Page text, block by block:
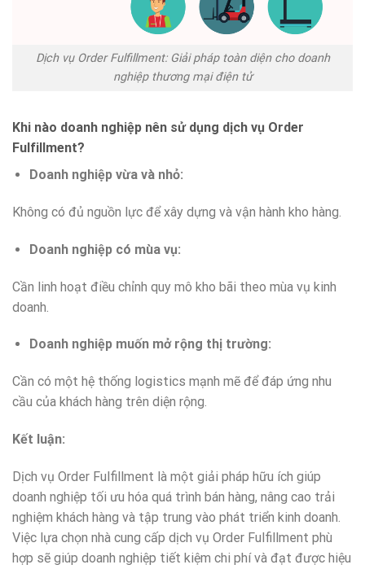
Dịch vụ Order Fulfillment: Giải pháp toàn diện cho doanh
nghiệp thương mại điện tử
Khi nào doanh nghiệp nên sử dụng dịch vụ Order
Fulfillment?
Doanh nghiệp vừa và nhỏ:
Không có đủ nguồn lực để xây dựng và vận hành kho hàng.
Doanh nghiệp có mùa vụ:
Cần linh hoạt điều chỉnh quy mô kho bãi theo mùa vụ kinh
doanh.
Doanh nghiệp muốn mở rộng thị trường:
Cần có một hệ thống logistics mạnh mẽ để đáp ứng nhu
cầu của khách hàng trên diện rộng.
Kết luận:
Dịch vụ Order Fulfillment là một giải pháp hữu ích giúp
doanh nghiệp tối ưu hóa quá trình bán hàng, nâng cao trải
nghiệm khách hàng và tập trung vào phát triển kinh doanh.
Việc lựa chọn nhà cung cấp dịch vụ Order Fulfillment phù
hợp sẽ giúp doanh nghiệp tiết kiệm chi phí và đạt được hiệu